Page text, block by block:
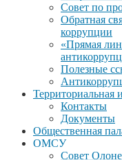
Совет по
Обратная
коррупции
«Прямая
Полезные
Территориальная
Контакты
Документы
Общественная
ОМСУ
Совет